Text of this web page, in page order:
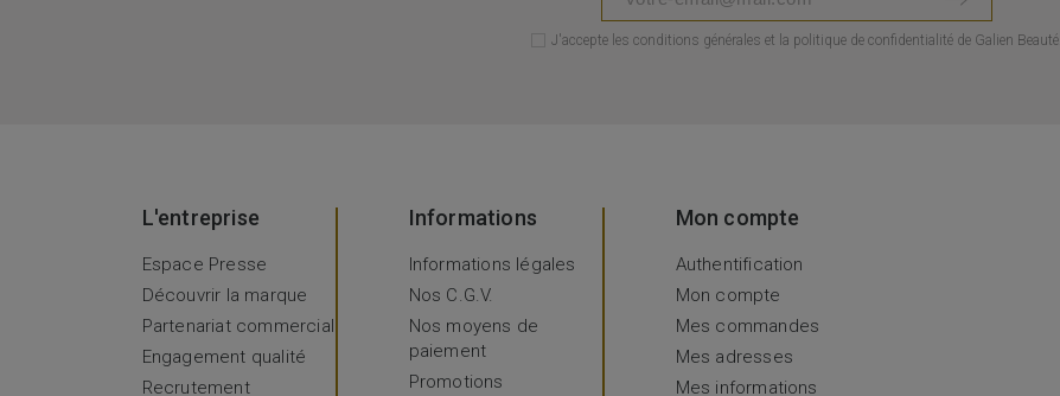
J'accepte les conditions générales et la politique de confidentialité de Galien Beauté.
L'entreprise
Espace Presse
Découvrir la marque
Partenariat commercial
Engagement qualité
Recrutement
Informations
Informations légales
Nos C.G.V.
Nos moyens de
paiement
Promotions
Mon compte
Authentification
Mon compte
Mes commandes
Mes adresses
Mes informations